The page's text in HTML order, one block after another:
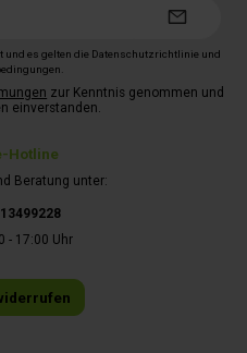
Hotline
Beratung unter:
- 17:00 Uhr
und es gelten die Datenschutzrichtlinie und
.
zur Kenntnis genommen und
einverstanden.